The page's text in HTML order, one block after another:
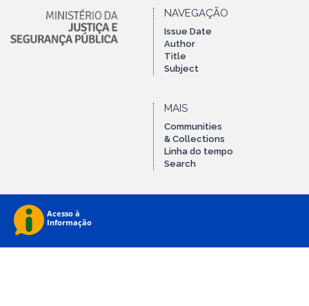
NAVEGAÇÃO
Issue Date
Author
Title
Subject
MAIS
Communities
& Collections
Linha do tempo
Search